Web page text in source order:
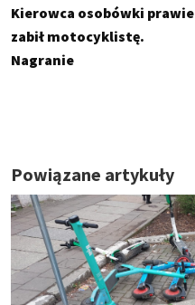
Kierowca osobówki prawie
zabił motocyklistę.
Nagranie
Powiązane artykuły